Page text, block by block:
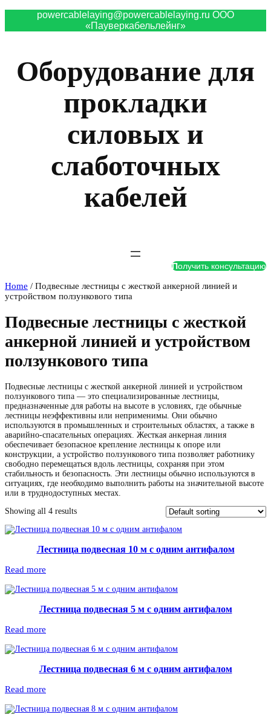
powercablelaying@powercablelaying.ru ООО
«Пауверкабельлейнг»
Оборудование для
прокладки
силовых и
слаботочных
кабелей
Получить консультацию
Home / Подвесные лестницы с жесткой анкерной линией и
устройством ползункового типа
Подвесные лестницы с жесткой
анкерной линией и устройством
ползункового типа
Подвесные лестницы с жесткой анкерной линией и устройством
ползункового типа — это специализированные лестницы,
предназначенные для работы на высоте в условиях, где обычные
лестницы неэффективны или неприменимы. Они обычно
используются в промышленных и строительных областях, а также в
аварийно-спасательных операциях. Жесткая анкерная линия
обеспечивает безопасное крепление лестницы к опоре или
конструкции, а устройство ползункового типа позволяет работнику
свободно перемещаться вдоль лестницы, сохраняя при этом
стабильность и безопасность. Эти лестницы обычно используются в
ситуациях, где необходимо выполнить работы на значительной высоте
или в труднодоступных местах.
Showing all 4 results
Лестница подвесная 10 м с одним антифалом
Read more
Лестница подвесная 5 м с одним антифалом
Read more
Лестница подвесная 6 м с одним антифалом
Read more